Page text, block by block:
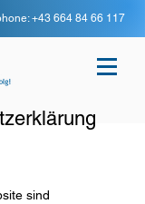
+43 664 84 66 117
sind